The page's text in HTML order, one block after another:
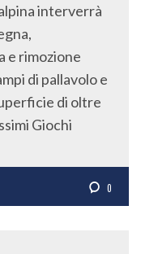
interverrà
e rimozione
di pallavolo e
di oltre
Giochi
0